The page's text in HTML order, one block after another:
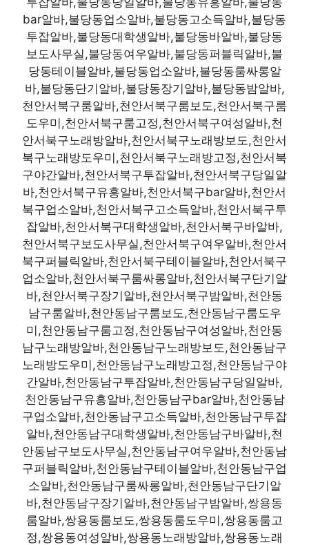
bar알바,불당동업소알바,불당동고소득알바,불당동
투잡알바,불당동대학생알바,불당동바알바,불당동
보도사무실,불당동여우알바,불당동퍼블릭알바,불
당동테이블알바,불당동업소알바,불당동룸싸롱알
바,불당동단기알바,불당동장기알바,불당동밤알바,
천안서북구룸알바,천안서북구룸보도,천안서북구룸
도우미,천안서북구룸고정,천안서북구여성알바,천
안서북구노래방알바,천안서북구노래방보도,천안서
북구노래방도우미,천안서북구노래방고정,천안서북
구야간알바,천안서북구투잡알바,천안서북구당일알
바,천안서북구유흥알바,천안서북구bar알바,천안서
북구업소알바,천안서북구고소득알바,천안서북구투
잡알바,천안서북구대학생알바,천안서북구바알바,
천안서북구보도사무실,천안서북구여우알바,천안서
북구퍼블릭알바,천안서북구테이블알바,천안서북구
업소알바,천안서북구룸싸롱알바,천안서북구단기알
바,천안서북구장기알바,천안서북구밤알바,천안동
남구룸알바,천안동남구룸보도,천안동남구룸도우
미,천안동남구룸고정,천안동남구여성알바,천안동
남구노래방알바,천안동남구노래방보도,천안동남구
노래방도우미,천안동남구노래방고정,천안동남구야
간알바,천안동남구투잡알바,천안동남구당일알바,
천안동남구유흥알바,천안동남구bar알바,천안동남
구업소알바,천안동남구고소득알바,천안동남구투잡
알바,천안동남구대학생알바,천안동남구바알바,천
안동남구보도사무실,천안동남구여우알바,천안동남
구퍼블릭알바,천안동남구테이블알바,천안동남구업
소알바,천안동남구룸싸롱알바,천안동남구단기알
바,천안동남구장기알바,천안동남구밤알바,쌍용동
룸알바,쌍용동룸보도,쌍용동룸도우미,쌍용동룸고
정,쌍용동여성알바,쌍용동노래방알바,쌍용동노래